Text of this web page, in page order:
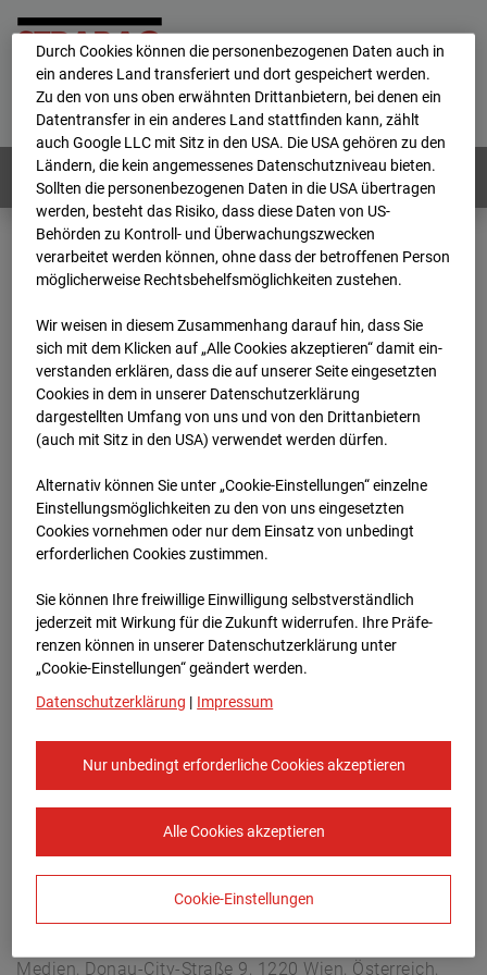
Home E-Mail Impressum
Login
Deutsch / English
Webcams: Alle Länder
Home
Deutschland
BC-126 - BV Bauhof-Areal Reutlingen
Archiv
2026
07 08 16:30
BC-126 - BV Bauhof-
Areal Reutlingen
Christophstraße 11, 72760 Reutlingen
Zur Übersicht
Europe/Berlin
Medien, Donau-City-Straße 9, 1220 Wien, Österreich,
Durch Cookies können die personenbezogenen Daten auch in
ein anderes Land transferiert und dort gespeichert werden.
Zu den von uns oben erwähnten Drittanbietern, bei denen ein
Datentransfer in ein anderes Land stattfinden kann, zählt
auch Google LLC mit Sitz in den USA. Die USA gehören zu den
Ländern, die kein angemessenes Datenschutzniveau bieten.
Sollten die personenbezogenen Daten in die USA übertragen
werden, besteht das Risiko, dass diese Daten von US-
Behörden zu Kontroll- und Überwachungszwecken
verarbeitet werden können, ohne dass der betroffenen Person
möglicherweise Rechtsbehelfsmöglichkeiten zustehen.
Wir weisen in diesem Zusammenhang darauf hin, dass Sie
sich mit dem Klicken auf „Alle Cookies akzeptieren“ damit ein­
ver­standen erklären, dass die auf unserer Seite eingesetzten
Cookies in dem in unserer Datenschutzerklärung
dargestellten Umfang von uns und von den Drittanbietern
(auch mit Sitz in den USA) verwendet werden dürfen.
Alternativ können Sie unter „Cookie-Einstellungen“ einzelne
Einstellungsmöglichkeiten zu den von uns eingesetzten
Cookies vornehmen oder nur dem Einsatz von unbedingt
erforderlichen Cookies zustimmen.
Sie können Ihre freiwillige Einwilligung selbstverständlich
jederzeit mit Wirkung für die Zukunft widerrufen. Ihre Prä­fe­
renzen können in unserer Datenschutzerklärung unter
„Cookie-Einstellungen“ geändert werden.
Datenschutzerklärung | Impressum
Nur unbedingt erforderliche Cookies akzeptieren
Alle Cookies akzeptieren
Cookie-Einstellungen